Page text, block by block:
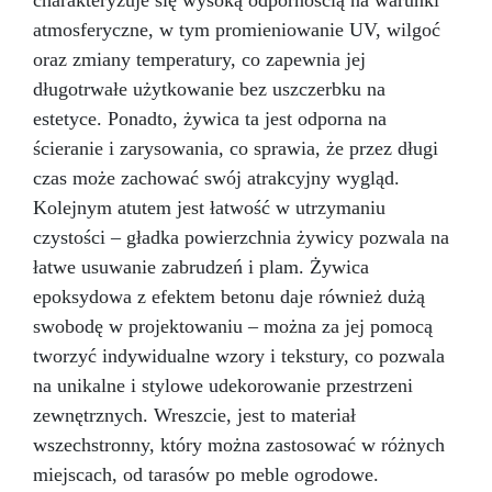
atmosferyczne, w tym promieniowanie UV, wilgoć
oraz zmiany temperatury, co zapewnia jej
długotrwałe użytkowanie bez uszczerbku na
estetyce. Ponadto, żywica ta jest odporna na
ścieranie i zarysowania, co sprawia, że przez długi
czas może zachować swój atrakcyjny wygląd.
Kolejnym atutem jest łatwość w utrzymaniu
czystości – gładka powierzchnia żywicy pozwala na
łatwe usuwanie zabrudzeń i plam. Żywica
epoksydowa z efektem betonu daje również dużą
swobodę w projektowaniu – można za jej pomocą
tworzyć indywidualne wzory i tekstury, co pozwala
na unikalne i stylowe udekorowanie przestrzeni
zewnętrznych. Wreszcie, jest to materiał
wszechstronny, który można zastosować w różnych
miejscach, od tarasów po meble ogrodowe.